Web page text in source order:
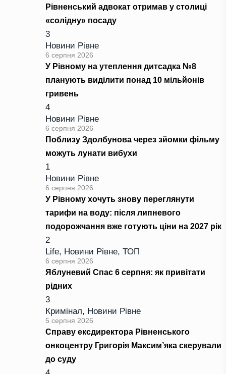
Рівненський адвокат отримав у столиці
«солідну» посаду
3
Новини Рівне
6 серпня 2026
У Рівному на утеплення дитсадка №8
планують виділити понад 10 мільйонів
гривень
4
Новини Рівне
6 серпня 2026
Поблизу Здолбунова через зйомки фільму
можуть лунати вибухи
1
Новини Рівне
6 серпня 2026
У Рівному хочуть знову переглянути
тарифи на воду: після липневого
подорожчання вже готують ціни на 2027 рік
2
Life, Новини Рівне, ТОП
6 серпня 2026
Яблуневий Спас 6 серпня: як привітати
рідних
3
Кримінал, Новини Рівне
5 серпня 2026
Справу ексдиректора Рівненського
онкоцентру Григорія Максим’яка скерували
до суду